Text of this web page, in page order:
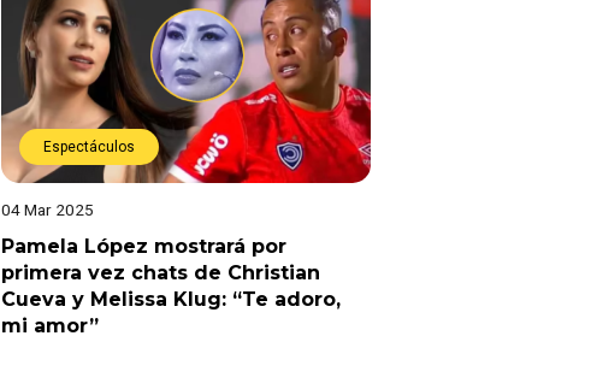
Espectáculos
04 Mar 2025
Pamela López mostrará por
primera vez chats de Christian
Cueva y Melissa Klug: “Te adoro,
mi amor”